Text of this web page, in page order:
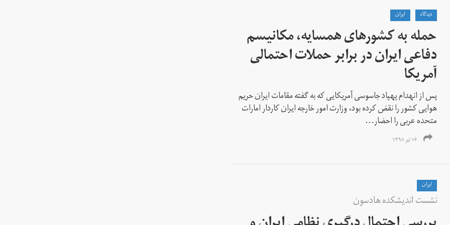
دیدگاه ايران
حمله به کشورهای همسایه، مکانیسم
دفاعی ایران در برابر حملات احتمالی
آمریکا
پس از انهدام پهپاد جاسوسی آمریکایی که به گفته مقامات ایران حریم
هوایی کشور را نقض کرده بود، وزارت امور خارجه ایران کاردار امارات
متحده عربی را احضار...
۱۶ تیر ۱۳۹۸
ايران
نشست اندیشکده هادسون